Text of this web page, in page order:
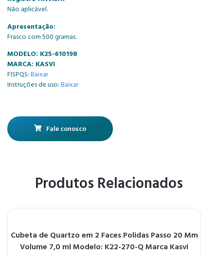
Não aplicável.
Apresentação:
Frasco com 500 gramas.
MODELO: K25-610198
MARCA: KASVI
FISPQS:Baixar
Instruções de uso:Baixar
Fale conosco
Produtos Relacionados
Cubeta de Quartzo em 2 Faces Polidas Passo 20 Mm
Volume 7,0 ml Modelo: K22-270-Q Marca Kasvi